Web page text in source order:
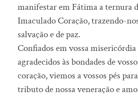
manifestar em Fátima a ternura
Imaculado Coração, trazendo-
salvação e de paz.
Confiados em vossa
agradecidos às bondades de
coração, viemos a vossos pés
tributo de nossa veneração e